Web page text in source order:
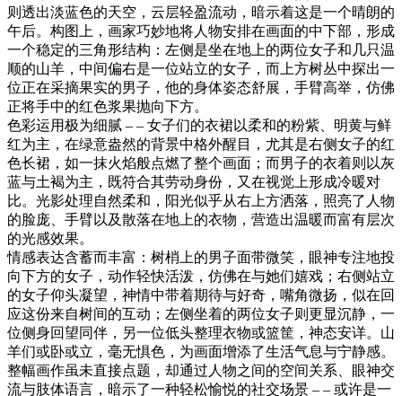
则透出淡蓝色的天空，云层轻盈流动，暗示着这是一个晴朗的
午后。构图上，画家巧妙地将人物安排在画面的中下部，形成
一个稳定的三角形结构：左侧是坐在地上的两位女子和几只温
顺的山羊，中间偏右是一位站立的女子，而上方树丛中探出一
位正在采摘果实的男子，他的身体姿态舒展，手臂高举，仿佛
正将手中的红色浆果抛向下方。
色彩运用极为细腻 – – 女子们的衣裙以柔和的粉紫、明黄与鲜
红为主，在绿意盎然的背景中格外醒目，尤其是右侧女子的红
色长裙，如一抹火焰般点燃了整个画面；而男子的衣着则以灰
蓝与土褐为主，既符合其劳动身份，又在视觉上形成冷暖对
比。光影处理自然柔和，阳光似乎从右上方洒落，照亮了人物
的脸庞、手臂以及散落在地上的衣物，营造出温暖而富有层次
的光感效果。
情感表达含蓄而丰富：树梢上的男子面带微笑，眼神专注地投
向下方的女子，动作轻快活泼，仿佛在与她们嬉戏；右侧站立
的女子仰头凝望，神情中带着期待与好奇，嘴角微扬，似在回
应这份来自树间的互动；左侧坐着的两位女子则更显沉静，一
位侧身回望同伴，另一位低头整理衣物或篮筐，神态安详。山
羊们或卧或立，毫无惧色，为画面增添了生活气息与宁静感。
整幅画作虽未直接点题，却通过人物之间的空间关系、眼神交
流与肢体语言，暗示了一种轻松愉悦的社交场景 – – 或许是一